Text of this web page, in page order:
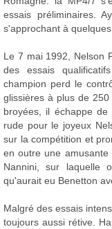
essais préliminaires.
s'approchant à
Le 7 mai 1992, Nelson
des essais
champion perd le
glissières à plus de
broyées, il échappe
rude pour le joyeux
sur la compétition et
en outre une
Nannini, sur laquelle
qu'aurait eu Benetton
Malgré des essais
toujours aussi rétive.